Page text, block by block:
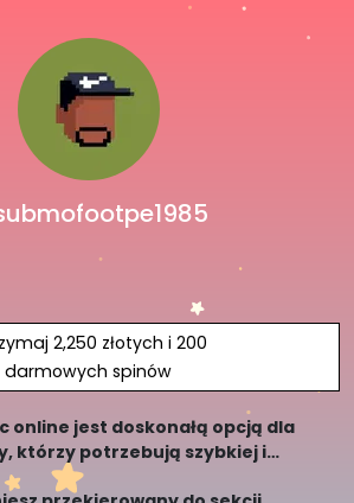
2,250 złotych i 200
darmowych spinów
online jest doskonałą opcją dla
którzy potrzebują szybkiej i
Dzięki dostępowi do wielu